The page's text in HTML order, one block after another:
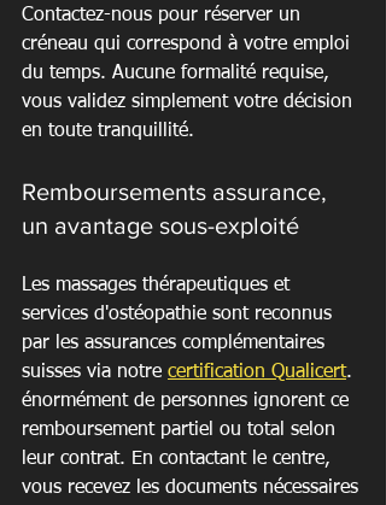
Contactez-nous pour réserver un
créneau qui correspond à votre emploi
du temps. Aucune formalité requise,
vous validez simplement votre décision
en toute tranquillité.
Remboursements assurance,
un avantage sous-exploité
Les massages thérapeutiques et
services d'ostéopathie sont reconnus
par les assurances complémentaires
suisses via notre certification Qualicert.
énormément de personnes ignorent ce
remboursement partiel ou total selon
leur contrat. En contactant le centre,
vous recevez les documents nécessaires